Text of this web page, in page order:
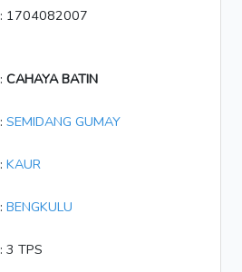
: 1704082007
: CAHAYA BATIN
: SEMIDANG GUMAY
: KAUR
: BENGKULU
: 3 TPS